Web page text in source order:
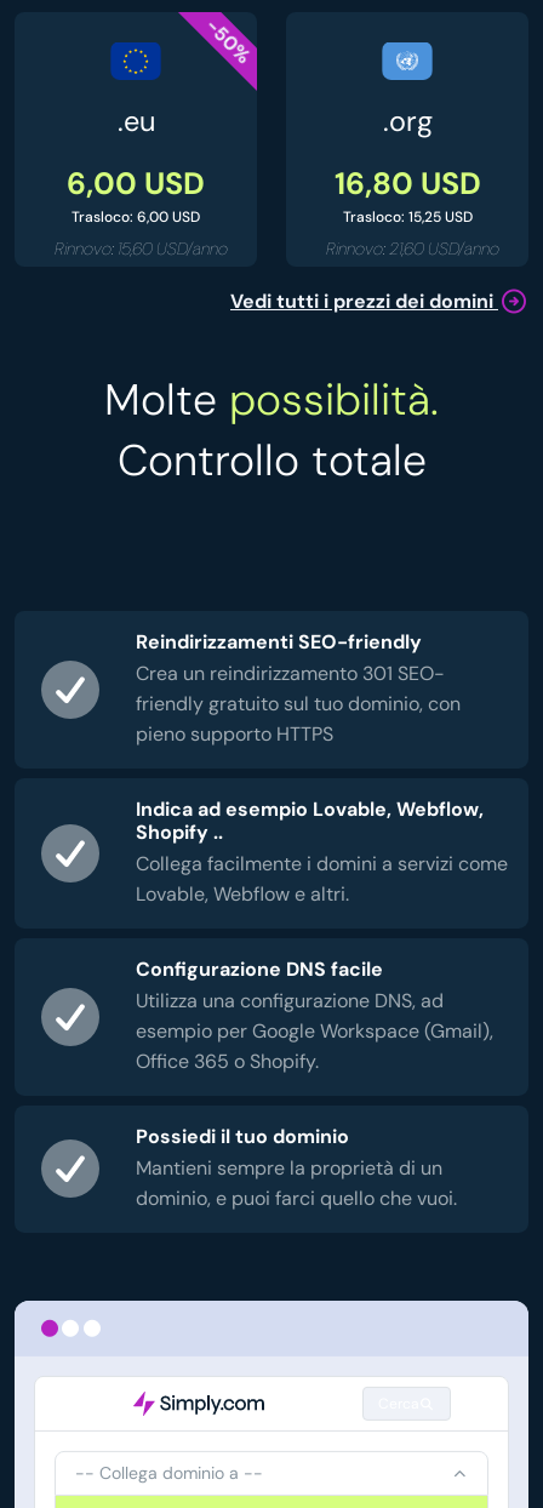
-50%
.eu
6,00 USD
Trasloco: 6,00 USD
Rinnovo: 15,60 USD/anno
.org
16,80 USD
Trasloco: 15,25 USD
Rinnovo: 21,60 USD/anno
Vedi tutti i prezzi dei domini
Molte possibilità.
Controllo totale
Reindirizzamenti SEO-friendly
Crea un reindirizzamento 301 SEO-
friendly gratuito sul tuo dominio, con
pieno supporto HTTPS
Indica ad esempio Lovable, Webflow,
Shopify ..
Collega facilmente i domini a servizi come
Lovable, Webflow e altri.
Configurazione DNS facile
Utilizza una configurazione DNS, ad
esempio per Google Workspace (Gmail),
Office 365 o Shopify.
Possiedi il tuo dominio
Mantieni sempre la proprietà di un
dominio, e puoi farci quello che vuoi.
-- Collega dominio a --